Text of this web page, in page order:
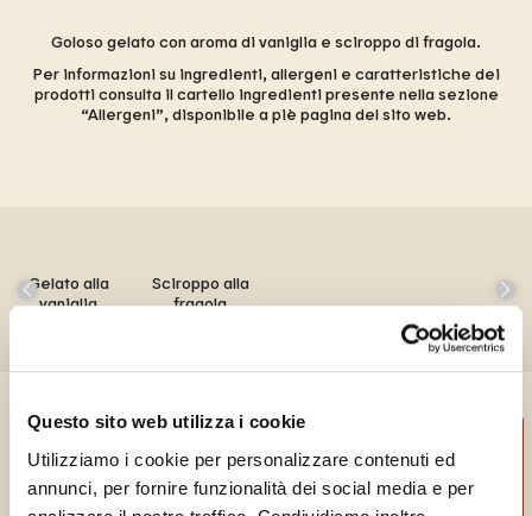
Questo sito web utilizza i cookie
Utilizziamo i cookie per personalizzare contenuti ed
annunci, per fornire funzionalità dei social media e per
Goloso gelato con aroma di vaniglia e sciroppo di fragola.
Per informazioni su ingredienti, allergeni e caratteristiche dei
prodotti consulta il cartello ingredienti presente nella sezione
“Allergeni”, disponibile a piè pagina del sito web.
Gelato alla
vaniglia
Sciroppo alla
fragola